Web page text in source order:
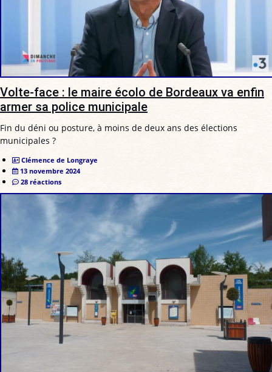
Volte-face : le maire écolo de Bordeaux va enfin
armer sa police municipale
Fin du déni ou posture, à moins de deux ans des élections
municipales ?
Clémence de Longraye
13 novembre 2024
28 réactions